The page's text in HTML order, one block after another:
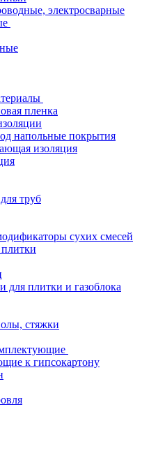
электросварные
пленка
напольные покрытия
изоляция
труб
сухих смесей
плитки
для плитки и газоблока
стяжки
к гипсокартону